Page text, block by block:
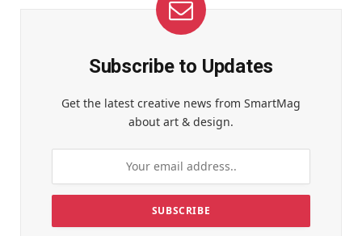
Subscribe to Updates
Get the latest creative news from SmartMag
about art & design.